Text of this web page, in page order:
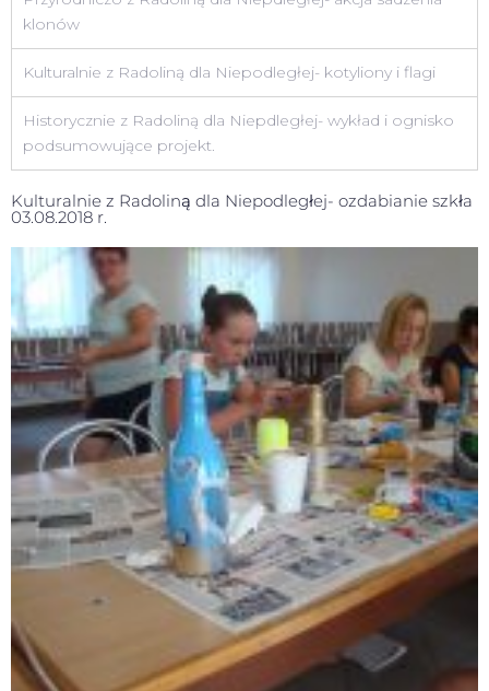
klonów
Kulturalnie z Radoliną dla Niepodległej- kotyliony i flagi
Historycznie z Radoliną dla Niepdległej- wykład i ognisko
podsumowujące projekt.
Kulturalnie z Radoliną dla Niepodległej- ozdabianie szkła
03.08.2018 r.